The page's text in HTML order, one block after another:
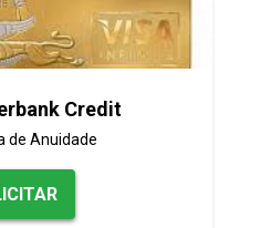
Credit
de Anuidade